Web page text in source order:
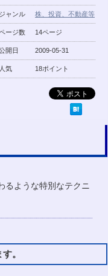
ジャンル 株、投資、不動産等
ージ数 14ページ
開日 2009-05-31
人気 18ポイント
るような特別なテクニ
。